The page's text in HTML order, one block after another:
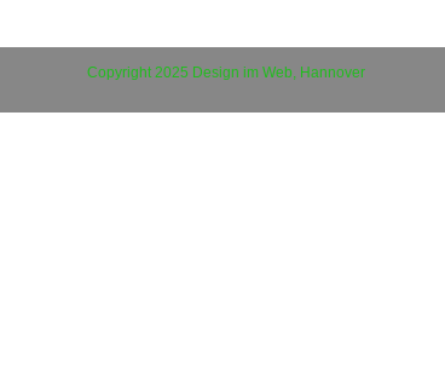
Copyright 2025 Design im Web, Hannover